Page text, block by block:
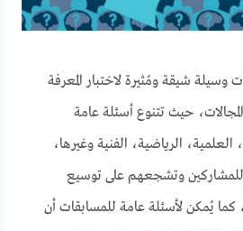
وسيلة شيقة ومُثيرة لاختبار المعرفة
حيث تتنوع أسئلة عامة
العلمية، الرياضية، الفنية وغيرها،
وتشجعهم على توسيع
كما يُمكن لأسئلة عامة للمسابقات أن